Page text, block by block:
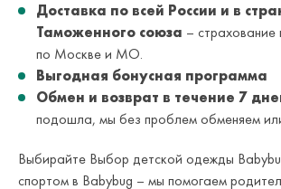
Доставка по всей России и в
Таможенного союза – страхование
по Москве и МО.
Выгодная бонусная программа
Обмен и возврат в течение 7
подошла, мы без проблем обменяем
Выбирайте Выбор детской одежды
спортом в Babybug – мы помогаем